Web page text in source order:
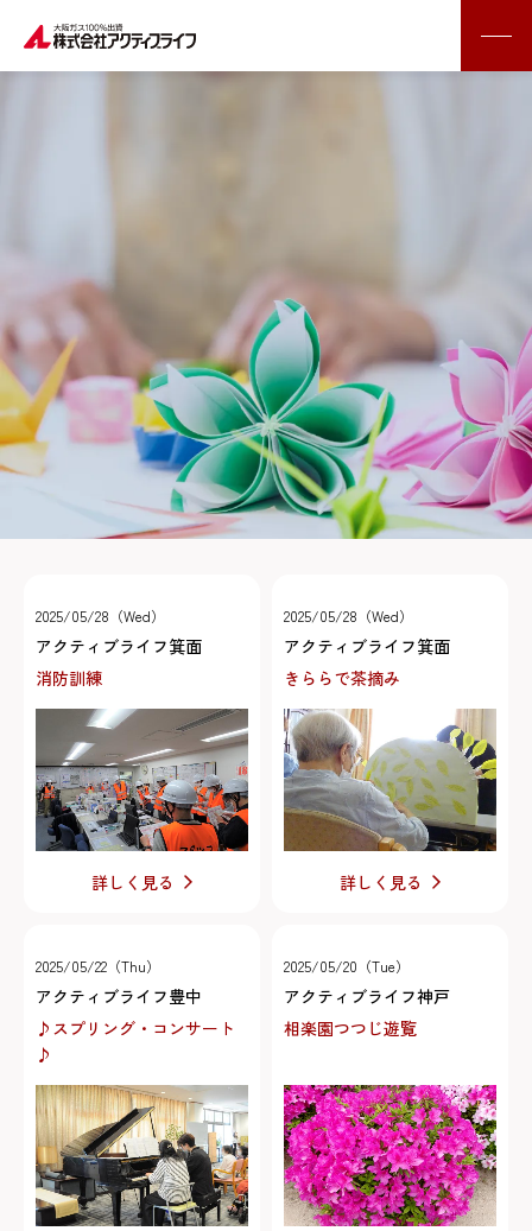
2025/05/28（Wed）
アクティブライフ箕面
消防訓練
詳しく見る
2025/05/28（Wed）
アクティブライフ箕面
きららで茶摘み
詳しく見る
2025/05/22（Thu）
アクティブライフ豊中
♪スプリング・コンサート
♪
2025/05/20（Tue）
アクティブライフ神戸
相楽園つつじ遊覧